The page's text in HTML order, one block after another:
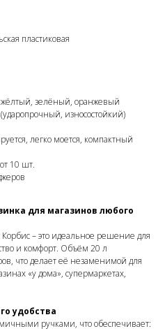
пластиковая
зелёный, оранжевый
(ударопрочный, износостойкий)
легко моется, компактный
10 шт.
для магазинов любого
Корбис – это идеальное решение для
и комфорт. Объём 20 л
что делает её незаменимой для
«у дома», супермаркетах,
удобства
ручками, что обеспечивает: